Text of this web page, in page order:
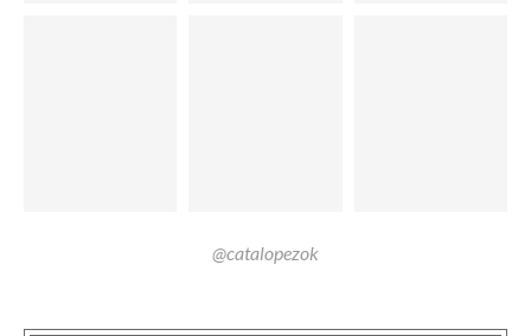
@catalopezok